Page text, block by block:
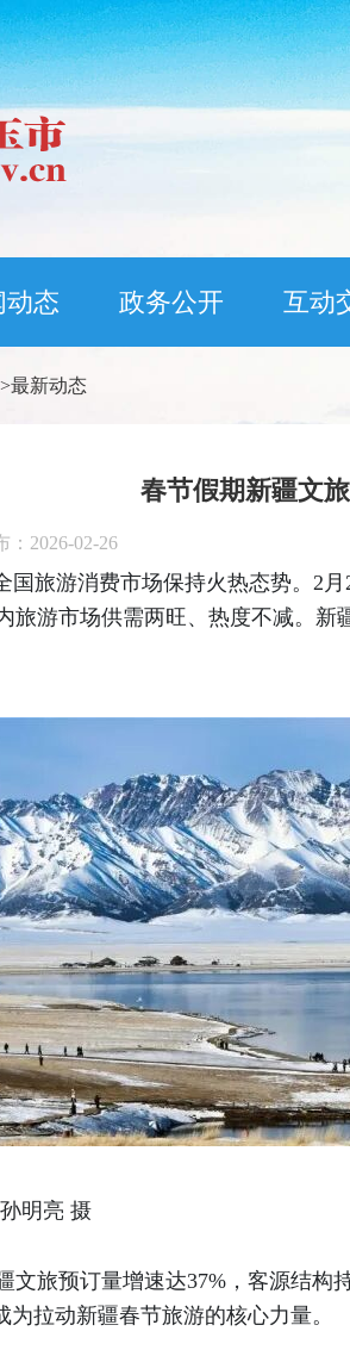
动态 政务公开 互动
>最新动态
春节假期新疆文
：2026-02-26
国旅游消费市场保持火热态势。2
旅游市场供需两旺、热度不减。
明亮 摄
文旅预订量增速达37%，客源结构
拉动新疆春节旅游的核心力量。